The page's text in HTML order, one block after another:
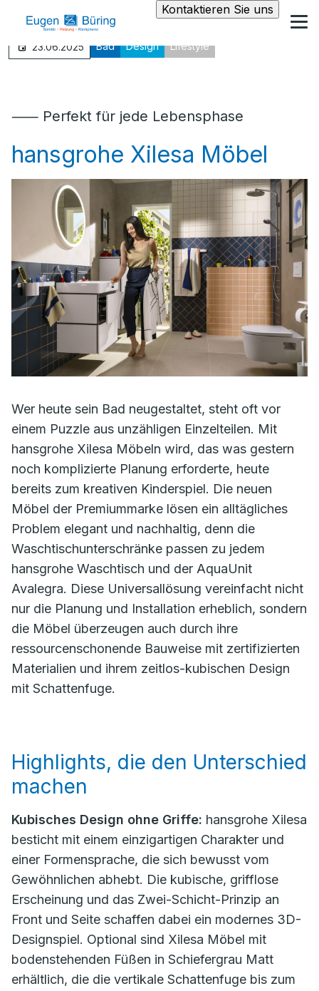
Kontaktieren Sie uns
23.06.2025 Bad Design Lifestyle
⸺ Perfekt für jede Lebensphase
hansgrohe Xilesa Möbel
Wer heute sein Bad neugestaltet, steht oft vor
einem Puzzle aus unzähligen Einzelteilen. Mit
hansgrohe Xilesa Möbeln wird, das was gestern
noch komplizierte Planung erforderte, heute
bereits zum kreativen Kinderspiel. Die neuen
Möbel der Premiummarke lösen ein alltägliches
Problem elegant und nachhaltig, denn die
Waschtischunterschränke passen zu jedem
hansgrohe Waschtisch und der AquaUnit
Avalegra. Diese Universallösung vereinfacht nicht
nur die Planung und Installation erheblich, sondern
die Möbel überzeugen auch durch ihre
ressourcenschonende Bauweise mit zertifizierten
Materialien und ihrem zeitlos-kubischen Design
mit Schattenfuge.
Highlights, die den Unterschied
machen
Kubisches Design ohne Griffe: hansgrohe Xilesa
besticht mit einem einzigartigen Charakter und
einer Formensprache, die sich bewusst vom
Gewöhnlichen abhebt. Die kubische, grifflose
Erscheinung und das Zwei-Schicht-Prinzip an
Front und Seite schaffen dabei ein modernes 3D-
Designspiel. Optional sind Xilesa Möbel mit
bodenstehenden Füßen in Schiefergrau Matt
erhältlich, die die vertikale Schattenfuge bis zum